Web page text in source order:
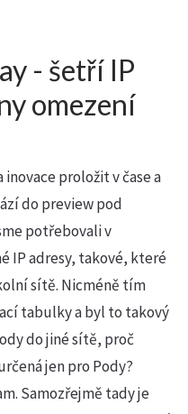
- šetří IP
omezení
proložit v čase a
do preview pod
potřebovali v
IP adresy, takové, které
sítě. Nicméně tím
tabulky a byl to takový
do jiné sítě, proč
jen pro Pody?
Samozřejmě tady je